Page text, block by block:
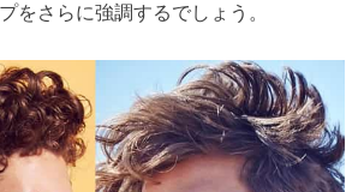
をさらに強調するでしょう。